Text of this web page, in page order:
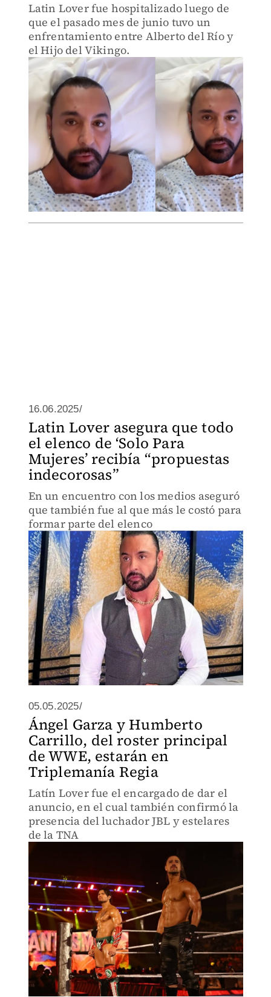
Latin Lover fue hospitalizado luego de
que el pasado mes de junio tuvo un
enfrentamiento entre Alberto del Río y
el Hijo del Vikingo.
16.06.2025/
Latin Lover asegura que todo
el elenco de ‘Solo Para
Mujeres’ recibía “propuestas
indecorosas”
En un encuentro con los medios aseguró
que también fue al que más le costó para
formar parte del elenco
05.05.2025/
Ángel Garza y Humberto
Carrillo, del roster principal
de WWE, estarán en
Triplemanía Regia
Latín Lover fue el encargado de dar el
anuncio, en el cual también confirmó la
presencia del luchador JBL y estelares
de la TNA